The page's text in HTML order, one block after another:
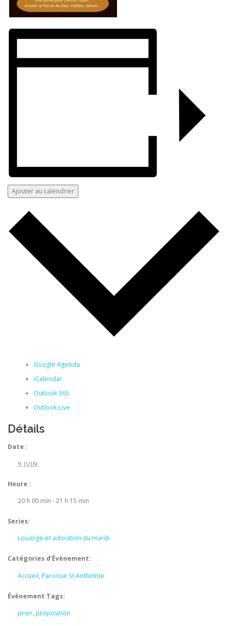
Ajouter au calendrier
Google Agenda
iCalendar
Outlook 365
Outlook Live
Détails
Date :
9 JUIN
Heure :
20 h 00 min - 21 h 15 min
Series:
Louange et adoration du mardi
Catégories d’Évènement:
Accueil, Paroisse St Anthelme
Évènement Tags:
prier, proposition